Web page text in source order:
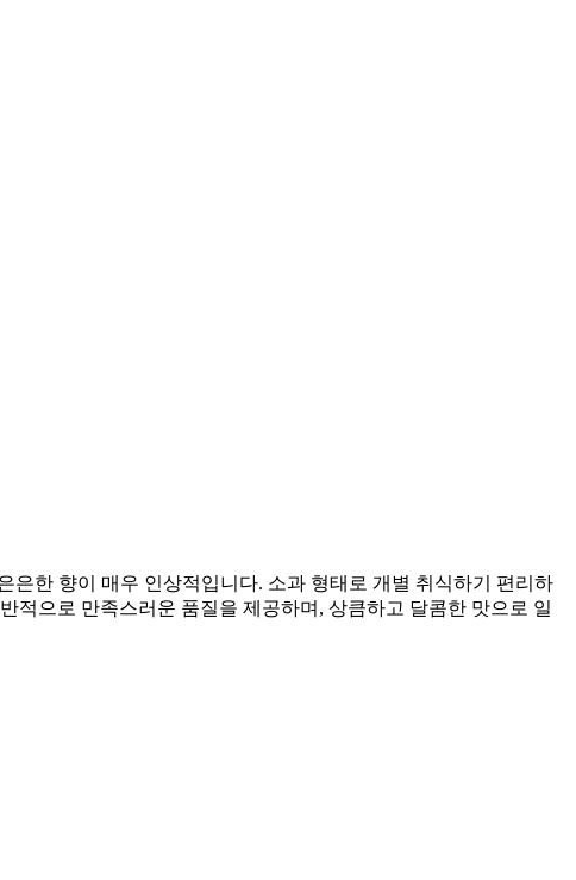
은한 향이 매우 인상적입니다. 소과 형태로 개별 취식하기 편리하
적으로 만족스러운 품질을 제공하며, 상큼하고 달콤한 맛으로 일